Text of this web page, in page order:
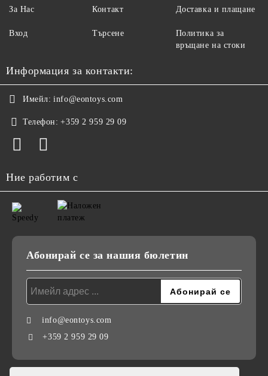
За Нас
Вход
Контакт
Търсене
Доставка и плащане
Политика за
връщане на стоки
Информация за контакти:
Имейл: info@eontoys.com
Телефон: +359 2 959 29 09
Ние работим с
Абонирай се за нашия бюлетин
info@eontoys.com
+359 2 959 29 09